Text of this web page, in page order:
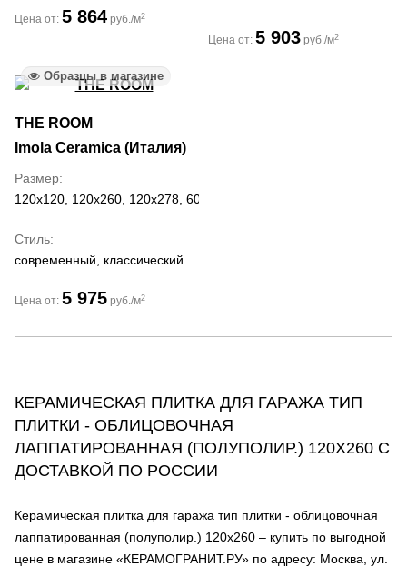
Цена от: 5 864 руб./м2
Цена от: 5 903 руб./м2
Образцы в магазине
THE ROOM
Imola Ceramica (Италия)
Размер
120x120, 120x260, 120x278, 60x120, 60x60
Стиль
современный, классический
Цена от: 5 975 руб./м2
КЕРАМИЧЕСКАЯ ПЛИТКА ДЛЯ ГАРАЖА ТИП
ПЛИТКИ - ОБЛИЦОВОЧНАЯ
ЛАППАТИРОВАННАЯ (ПОЛУПОЛИР.) 120Х260 С
ДОСТАВКОЙ ПО РОССИИ
Керамическая плитка для гаража тип плитки - облицовочная
лаппатированная (полуполир.) 120х260 – купить по выгодной
цене в магазине «КЕРАМОГРАНИТ.РУ» по адресу: Москва, ул.